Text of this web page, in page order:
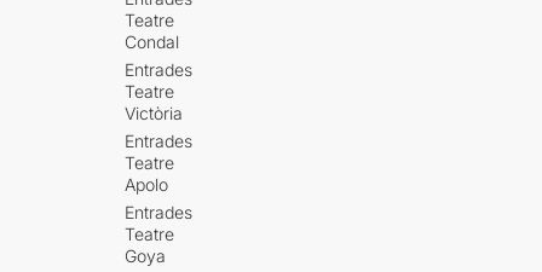
Teatre
Condal
Entrades
Teatre
Victòria
Entrades
Teatre
Apolo
Entrades
Teatre
Goya